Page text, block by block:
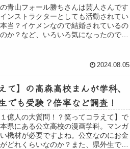
青山フォール勝ちさんは芸人さんです
ンストラクターとしても活動されてい
当？イケメンなので結婚されているの
か？など、いろいろ気になったので一
2024.08.05
て】の高森高校まんが学科、
でも受験？倍率など調査！
億人の大質問！？笑ってコラえて】で
県にある公立高校の漫画学科。マンガ
機材が必要ですよね。公立なのにお金
どれくらいなのか？また、県外生でも